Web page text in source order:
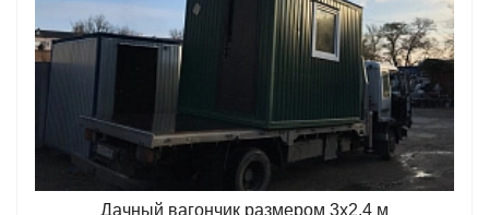
Дачный вагончик размером 3х2,4 м